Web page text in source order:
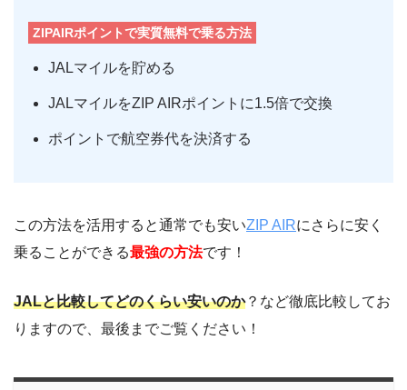
ZIPAIRポイントで実質無料で乗る方法
JALマイルを貯める
JALマイルをZIP AIRポイントに1.5倍で交換
ポイントで航空券代を決済する
この方法を活用すると通常でも安いZIP AIRにさらに安く
乗ることができる最強の方法です！
JALと比較してどのくらい安いのか？など徹底比較してお
りますので、最後までご覧ください！